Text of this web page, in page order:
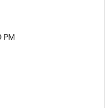
PM